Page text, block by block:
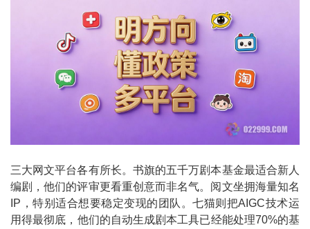
三大网文平台各有所长。书旗的五千万剧本基金最适合新人
编剧，他们的评审更看重创意而非名气。阅文坐拥海量知名
IP，特别适合想要稳定变现的团队。七猫则把AIGC技术运
用得最彻底，他们的自动生成剧本工具已经能处理70%的基